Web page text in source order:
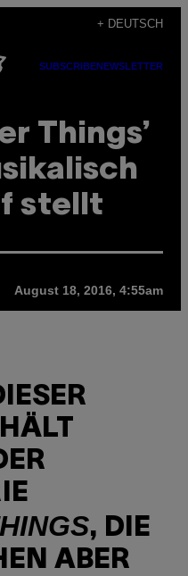
+ DEUTSCH
SUBSCRIBENEWSLETTER
Things’
stellt
August 18, 2016, 4:55am
, DIE
ABER